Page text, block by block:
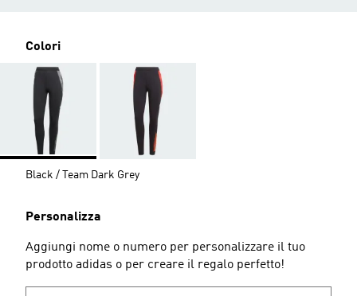
Colori
Black / Team Dark Grey
Personalizza
Aggiungi nome o numero per personalizzare il tuo
prodotto adidas o per creare il regalo perfetto!